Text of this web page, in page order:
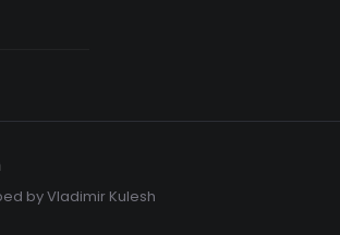
byVladimir Kulesh